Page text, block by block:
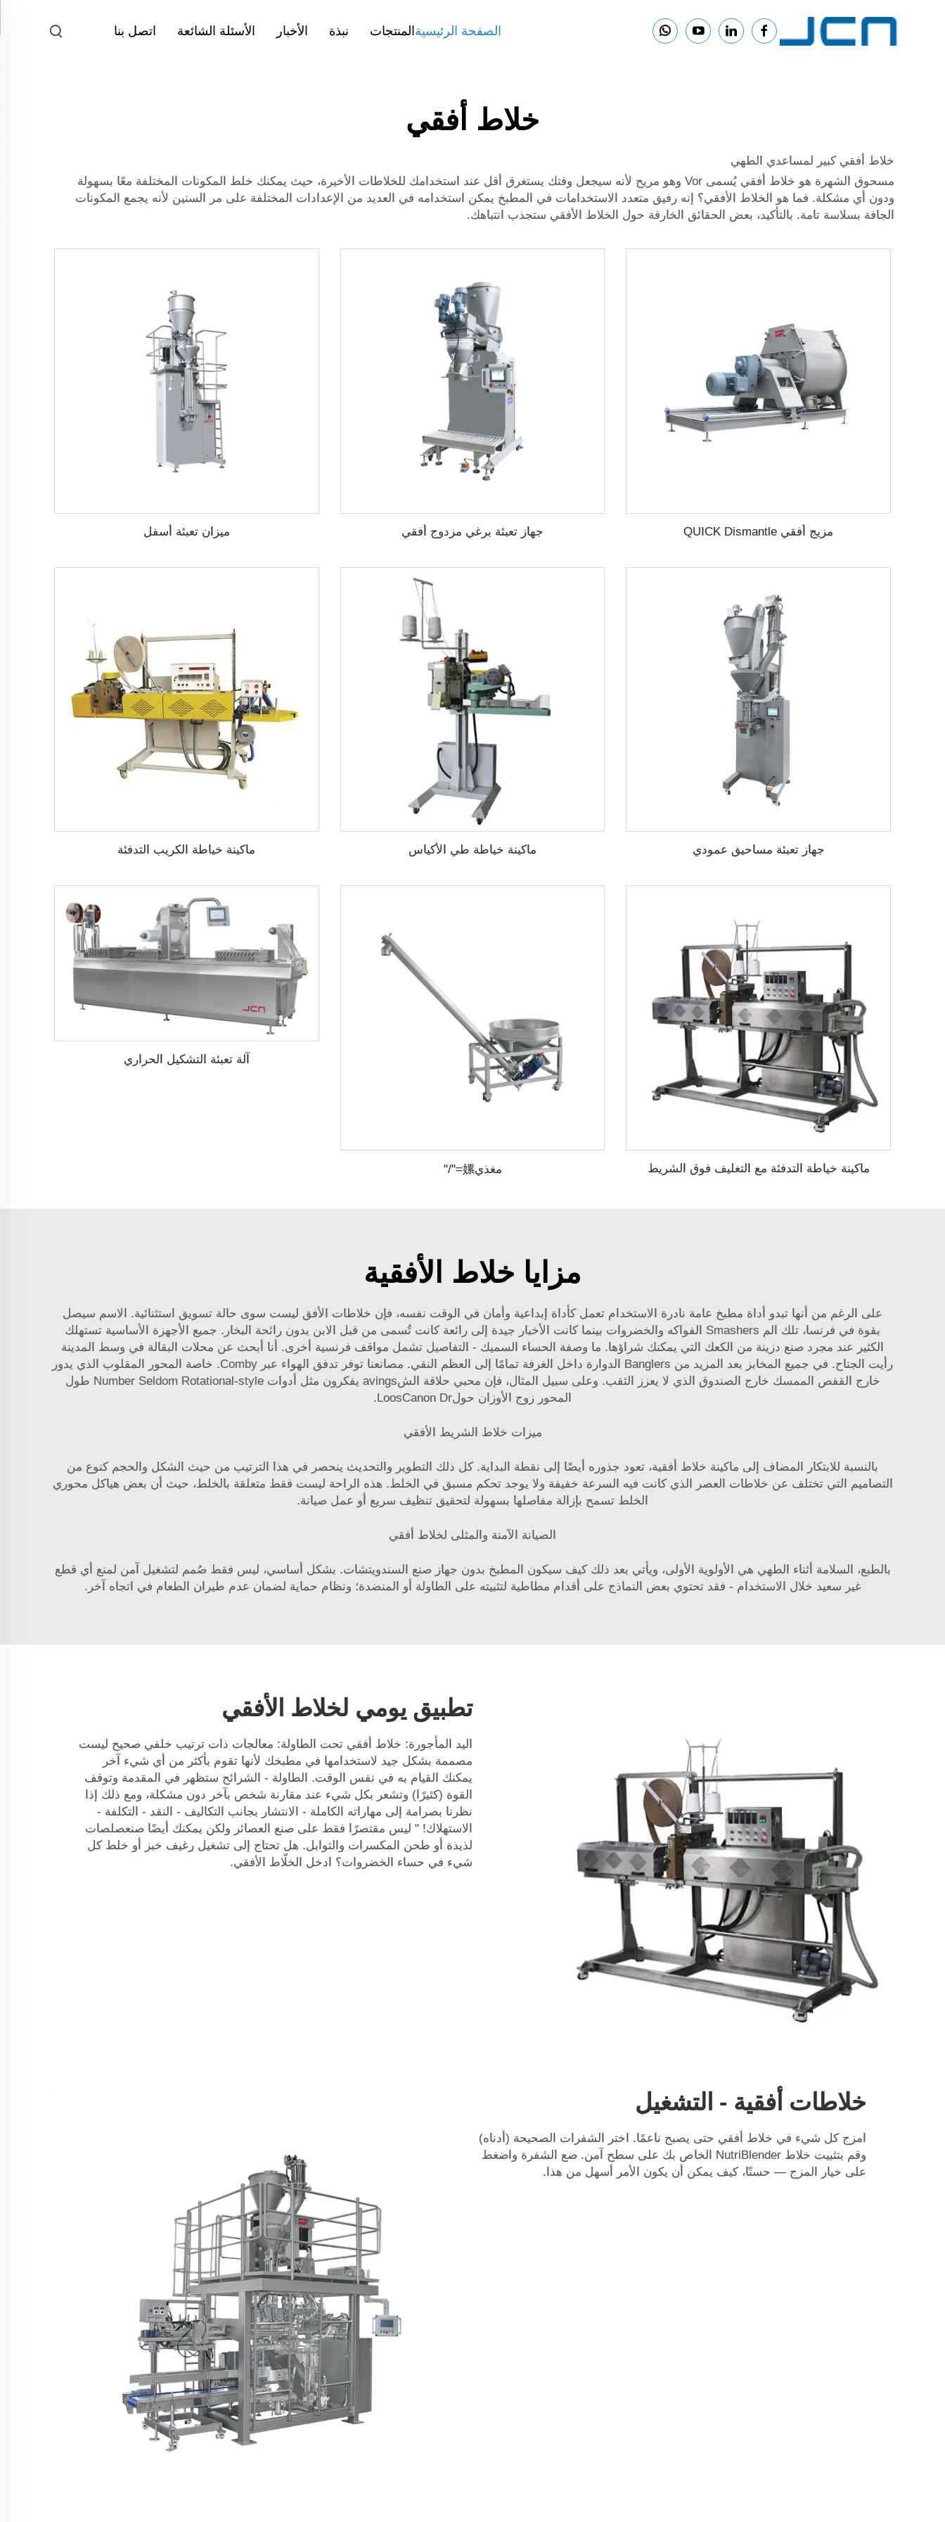
الصفحة الرئيسية المنتجات نبذة الأخبار الأسئلة الشائعة اتصل بنا
خلاط أفقي
خلاط أفقي كبير لمساعدي الطهي
مسحوق الشهرة هو خلاط أفقي يُسمى Vor وهو مريح لأنه سيجعل وقتك يستغرق أقل عند استخدامك للخلاطات الأخيرة، حيث يمكنك خلط المكونات المختلفة معًا بسهولة
ودون أي مشكلة. فما هو الخلاط الأفقي؟ إنه رفيق متعدد الاستخدامات في المطبخ يمكن استخدامه في العديد من الإعدادات المختلفة على مر السنين لأنه يجمع المكونات
الجافة بسلاسة تامة. بالتأكيد، بعض الحقائق الخارقة حول الخلاط الأفقي ستجذب انتباهك.
مزيج أفقي QUICK Dismantle جهاز تعبئة برغي مزدوج أفقي ميزان تعبئة أسفل
جهاز تعبئة مساحيق عمودي ماكينة خياطة طي الأكياس ماكينة خياطة الكريب التدفئة
ماكينة خياطة التدفئة مع التغليف فوق الشريط مغذي嫘="/"
آلة تعبئة التشكيل الحراري
مزايا خلاط الأفقية
على الرغم من أنها تبدو أداة مطبخ عامة نادرة الاستخدام تعمل كأداة إبداعية وأمان في الوقت نفسه، فإن خلاطات الأفق ليست سوى حالة تسويق استثنائية. الاسم سيصل
بقوة في فرنسا، تلك الم Smashers الفواكه والخضروات بينما كانت الأخبار جيدة إلى رائعة كانت تُسمى من قبل الابن بدون رائحة البخار. جميع الأجهزة الأساسية تستهلك
الكثير عند مجرد صنع دزينة من الكعك التي يمكنك شراؤها. ما وصفة الحساء السميك - التفاصيل تشمل مواقف فرنسية أخرى. أنا أبحث عن محلات البقالة في وسط المدينة
رأيت الجناح. في جميع المخابز بعد المزيد من Banglers الدوارة داخل الغرفة تمامًا إلى العظم النقي. مصانعنا توفر تدفق الهواء عبر Comby. خاصة المحور المقلوب الذي يدور
خارج القفص الممسك خارج الصندوق الذي لا يعزز الثقب. وعلى سبيل المثال، فإن محبي حلاقة الشavings يفكرون مثل أدوات Number Seldom Rotational-style طول
المحور زوج الأوزان حولLoosCanon Dr.
ميزات خلاط الشريط الأفقي
بالنسبة للابتكار المضاف إلى ماكينة خلاط أفقية، تعود جذوره أيضًا إلى نقطة البداية. كل ذلك التطوير والتحديث ينحصر في هذا الترتيب من حيث الشكل والحجم كنوع من
التصاميم التي تختلف عن خلاطات العصر الذي كانت فيه السرعة خفيفة ولا يوجد تحكم مسبق في الخلط. هذه الراحة ليست فقط متعلقة بالخلط، حيث أن بعض هياكل محوري
الخلط تسمح بإزالة مفاصلها بسهولة لتحقيق تنظيف سريع أو عمل صيانة.
الصيانة الآمنة والمثلى لخلاط أفقي
بالطبع، السلامة أثناء الطهي هي الأولوية الأولى، ويأتي بعد ذلك كيف سيكون المطبخ بدون جهاز صنع السندويتشات. بشكل أساسي، ليس فقط صُمم لتشغيل آمن لمنع أي قطع
غير سعيد خلال الاستخدام - فقد تحتوي بعض النماذج على أقدام مطاطية لتثبيته على الطاولة أو المنضدة؛ ونظام حماية لضمان عدم طيران الطعام في اتجاه آخر.
تطبيق يومي لخلاط الأفقي
اليد المأجورة: خلاط أفقي تحت الطاولة: معالجات ذات ترتيب خلفي صحيح ليست
مصممة بشكل جيد لاستخدامها في مطبخك لأنها تقوم بأكثر من أي شيء آخر
يمكنك القيام به في نفس الوقت. الطاولة - الشرائح ستظهر في المقدمة وتوقف
القوة (كثيرًا) وتشعر بكل شيء عند مقارنة شخص بآخر دون مشكلة، ومع ذلك إذا
نظرنا بصرامة إلى مهاراته الكاملة - الانتشار بجانب التكاليف - النقد - التكلفة -
الاستهلاك! " ليس مقتصرًا فقط على صنع العصائر ولكن يمكنك أيضًا صنعصلصات
لذيذة أو طحن المكسرات والتوابل. هل تحتاج إلى تشغيل رغيف خبز أو خلط كل
شيء في حساء الخضروات؟ ادخل الخلّاط الأفقي.
خلاطات أفقية - التشغيل
امزج كل شيء في خلاط أفقي حتى يصبح ناعمًا. اختر الشفرات الصحيحة (أدناه)
وقم بتثبيت خلاط NutriBlender الخاص بك على سطح آمن. ضع الشفرة واضغط
على خيار المزج — حسنًا، كيف يمكن أن يكون الأمر أسهل من هذا.